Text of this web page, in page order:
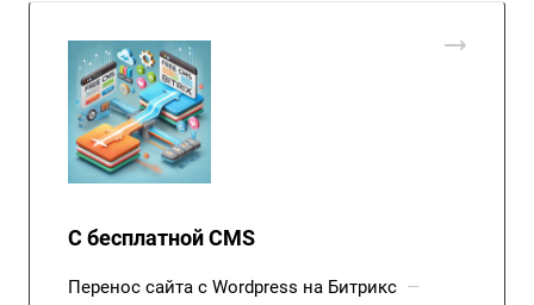
С бесплатной CMS
Перенос сайта с Wordpress на Битрикс —